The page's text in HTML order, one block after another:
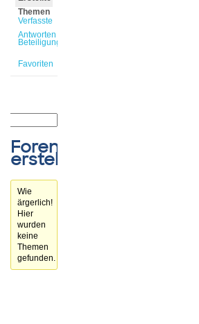
Themen
Verfasste
Antworten
Beteiligungen
Favoriten
Forenthemen
erstellt
Wie
ärgerlich!
Hier
wurden
keine
Themen
gefunden.